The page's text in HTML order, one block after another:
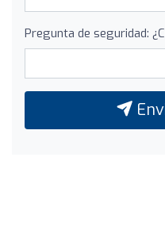
Pregunta de seguridad: